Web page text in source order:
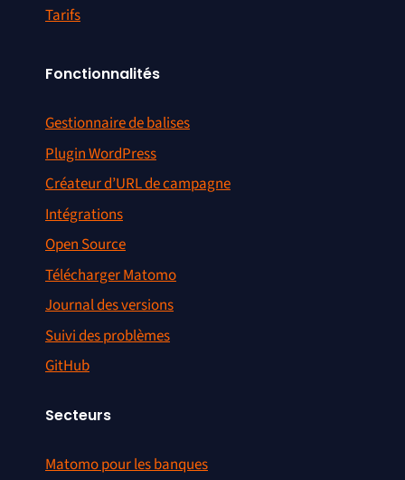
Tarifs
Fonctionnalités
Gestionnaire de balises
Plugin WordPress
Créateur d’URL de campagne
Intégrations
Open Source
Télécharger Matomo
Journal des versions
Suivi des problèmes
GitHub
Secteurs
Matomo pour les banques